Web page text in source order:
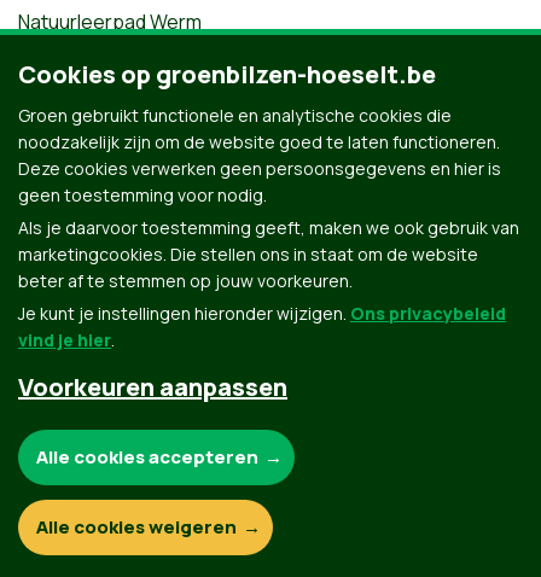
Natuurleerpad Werm
Groene Augustuswandeling:
Natuurleerpad Werm
Groen.be
© Copyright Groen 2026 | Gemaakt met NationBuilder
Contact Privacybeleid
Cookies op groenbilzen-hoeselt.be
Groen gebruikt functionele en analytische cookies die
noodzakelijk zijn om de website goed te laten functioneren.
Deze cookies verwerken geen persoonsgegevens en hier is
geen toestemming voor nodig.
Als je daarvoor toestemming geeft, maken we ook gebruik van
marketingcookies. Die stellen ons in staat om de website
beter af te stemmen op jouw voorkeuren.
Je kunt je instellingen hieronder wijzigen. Ons privacybeleid
vind je hier.
Voorkeuren aanpassen
Functionele en analytische cookies:
Alle cookies accepteren
Alle cookies weigeren